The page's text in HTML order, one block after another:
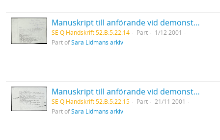
Manuskript till anförande vid demonstration mot USA:s krig mot Afghanistan Medborgarplatsen
SE Q Handskrift 52:B:5:22:14 Part
1/12 2001
Part ofSara Lidmans arkiv
Manuskript till anförande vid demonstration mot USA:s bombningar i Afghanistan I Umeå
SE Q Handskrift 52:B:5:22:15 Part
21/11 2001
Part ofSara Lidmans arkiv